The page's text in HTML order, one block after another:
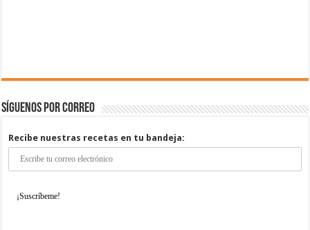
Síguenos por correo
Recibe nuestras recetas en tu bandeja: